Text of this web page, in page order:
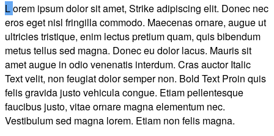
Lorem ipsum dolor sit amet, Strike adipiscing elit. Donec nec
eros eget nisl fringilla commodo. Maecenas ornare, augue ut
ultricies tristique, enim lectus pretium quam, quis bibendum
metus tellus sed magna. Donec eu dolor lacus. Mauris sit
amet augue in odio venenatis interdum. Cras auctor Italic
Text velit, non feugiat dolor semper non. Bold Text Proin quis
felis gravida justo vehicula congue. Etiam pellentesque
faucibus justo, vitae ornare magna elementum nec.
Vestibulum sed magna lorem. Etiam non felis magna.